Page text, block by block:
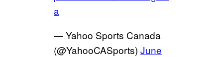
a
— Yahoo Sports Canada
(@YahooCASports) June